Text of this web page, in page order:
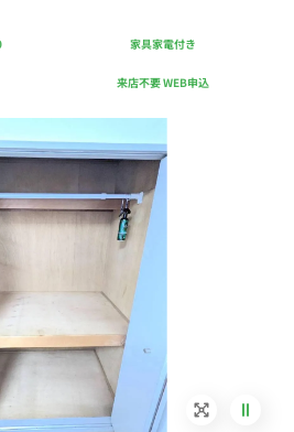
家具家電付き
来店不要 WEB申込